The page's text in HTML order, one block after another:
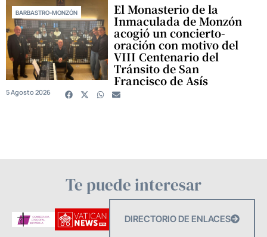
BARBASTRO-MONZÓN El Monasterio de la
Inmaculada de Monzón
acogió un concierto-
oración con motivo del
VIII Centenario del
Tránsito de San
Francisco de Asís
5 Agosto 2026
Te puede interesar
DIRECTORIO DE ENLACES